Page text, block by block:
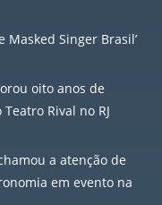
Masked Singer Brasil’
oito anos de
Rival no RJ
a atenção de
em evento na